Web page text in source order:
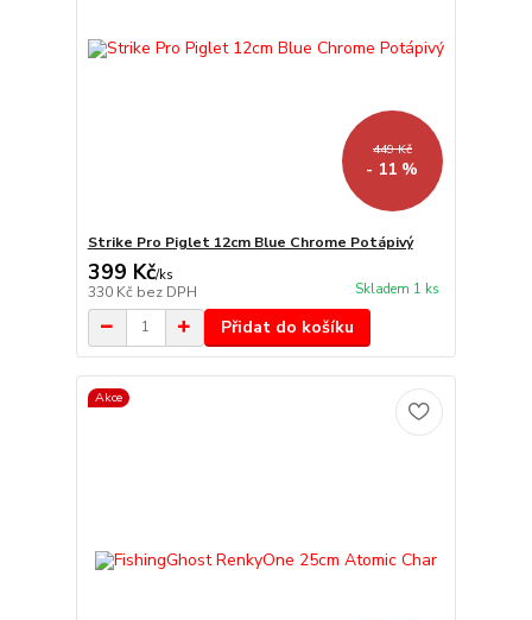
449 Kč
- 11 %
Strike Pro Piglet 12cm Blue Chrome Potápivý
399 Kč/ks
330 Kč bez DPH Skladem 1 ks
Přidat do košíku
Akce